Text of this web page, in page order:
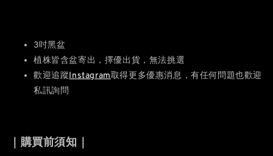
3吋黑盆
植株皆含盆寄出，擇優出貨，無法挑選
歡迎追蹤Instagram取得更多優惠消息，有任何問題也歡迎
私訊詢問
｜購買前須知｜